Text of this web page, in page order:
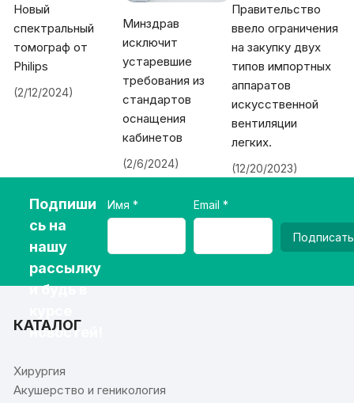
Новый
спектральный
томограф от
Philips
(2/12/2024)
Минздрав
исключит
устаревшие
требования из
стандартов
оснащения
кабинетов
(2/6/2024)
Правительство
ввело ограничения
на закупку двух
типов импортных
аппаратов
искусственной
вентиляции
легких.
(12/20/2023)
Подпиши
сь на
нашу
рассылку
и будь в
новостей!
Имя Email
КАТАЛОГ
Хирургия
Акушерство и геникология